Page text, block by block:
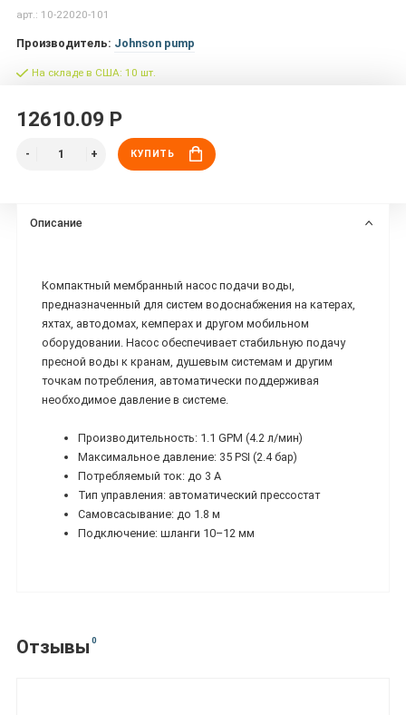
арт.: 10-22020-101
Производитель: Johnson pump
На складе в США: 10 шт.
12610.09 Р
КУПИТЬ
Описание
Компактный мембранный насос подачи воды,
предназначенный для систем водоснабжения на катерах,
яхтах, автодомах, кемперах и другом мобильном
оборудовании. Насос обеспечивает стабильную подачу
пресной воды к кранам, душевым системам и другим
точкам потребления, автоматически поддерживая
необходимое давление в системе.
Производительность: 1.1 GPM (4.2 л/мин)
Максимальное давление: 35 PSI (2.4 бар)
Потребляемый ток: до 3 А
Тип управления: автоматический прессостат
Самовсасывание: до 1.8 м
Подключение: шланги 10–12 мм
Отзывы 0